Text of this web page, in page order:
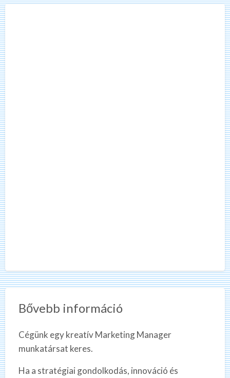
Bővebb információ
Cégünk egy kreatív Marketing Manager
munkatársat keres.
Ha a stratégiai gondolkodás, innováció és